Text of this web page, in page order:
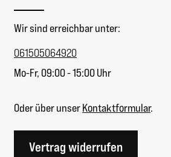
Wir sind erreichbar unter:
061505064920
Mo-Fr, 09:00 - 15:00 Uhr
Oder über unserKontaktformular.
Vertrag widerrufen